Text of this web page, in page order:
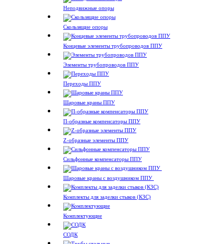
Неподвижные опоры
Скользящие опоры
Концевые элементы трубопроводов ППУ
Элементы трубопроводов ППУ
Переходы ППУ
Шаровые краны ППУ
П-образные компенсаторы ППУ
Z-образные элементы ППУ
Сильфонные компенсаторы ППУ
Шаровые краны с воздушником ППУ
Комплекты для заделки стыков (КЗС)
Комплектующие
СОДК